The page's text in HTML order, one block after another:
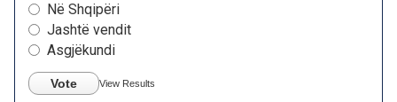
Në Shqipëri
Jashtë vendit
Asgjëkundi
Vote View Results